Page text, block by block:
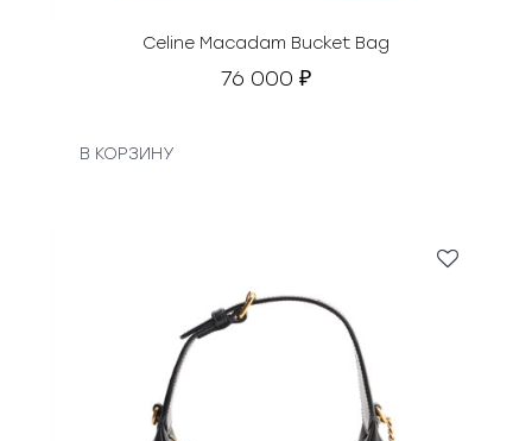
Celine Macadam Bucket Bag
76 000 ₽
В КОРЗИНУ